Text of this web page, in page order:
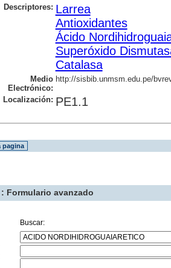
Descriptores: Larrea
Antioxidantes
Ácido
Superóxido
Catalasa
Medio
Electrónico:
http://sisbib.unmsm.edu.pe/
Localización: PE1.1
Formulario avanzado
Buscar: